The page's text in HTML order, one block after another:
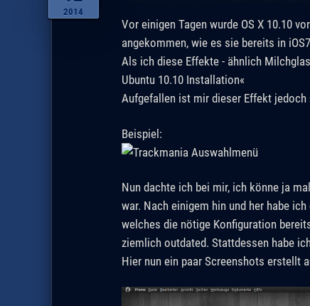
2014
Vor einigen Tagen wurde OS X 10.10
angekommen, wie es sie bereits in
Als ich diese Effekte - ähnlich
Ubuntu 10.10 Installation«
Aufgefallen ist mir dieser Effekt jedoch
Beispiel:
Nun dachte ich bei mir, ich könne ja
war. Nach einigem hin und her habe
welches die nötige Konfiguration
ziemlich outdated. Stattdessen habe
Hier nun ein paar Screenshots erstellt